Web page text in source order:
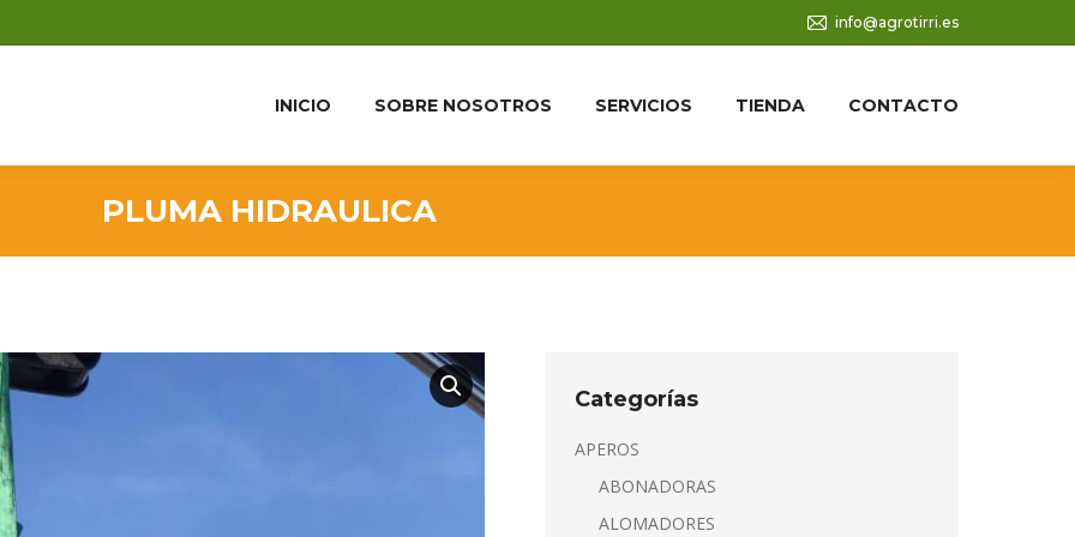
info@agrotirri.es
INICIO SOBRE NOSOTROS SERVICIOS TIENDA CONTACTO
PLUMA HIDRAULICA
Categorías
APEROS
ABONADORAS
ALOMADORES